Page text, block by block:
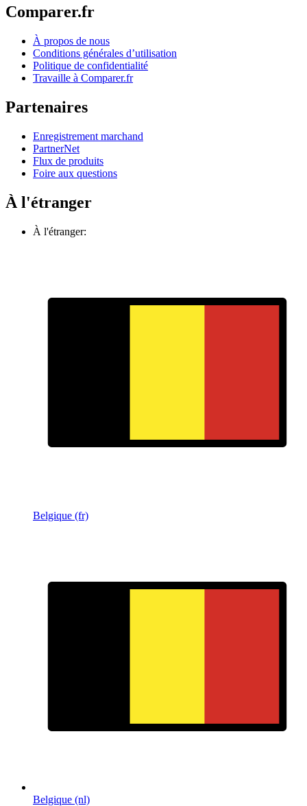
Comparer.fr
À propos de nous
Conditions générales d’utilisation
Politique de confidentialité
Travaille à Comparer.fr
Partenaires
Enregistrement marchand
PartnerNet
Flux de produits
Foire aux questions
À l'étranger
À l'étranger:
Belgique (fr)
Belgique (nl)